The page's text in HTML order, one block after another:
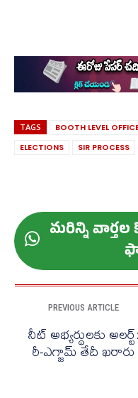
TAGS BOOTH LEVEL
ELECTIONS
SIR PROCESS
మ‌రిన్ని
PREVIOUS ARTICLE
నీట్ అభ్యర్థులకు అలర్ట్:
రీ-ఎగ్జామ్ తేదీ ఖరారు